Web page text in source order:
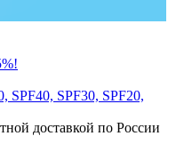
SPF40, SPF30, SPF20,